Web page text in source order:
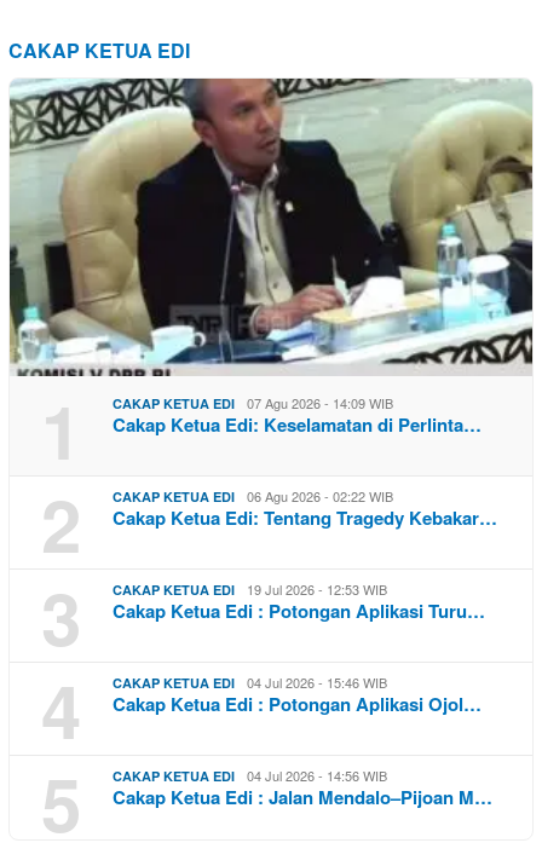
CAKAP KETUA EDI
1 CAKAP KETUA EDI 07 Agu 2026 - 14:09 WIB
Cakap Ketua Edi: Keselamatan di Perlinta…
2 CAKAP KETUA EDI 06 Agu 2026 - 02:22 WIB
Cakap Ketua Edi: Tentang Tragedy Kebakar…
3 CAKAP KETUA EDI 19 Jul 2026 - 12:53 WIB
Cakap Ketua Edi : Potongan Aplikasi Turu…
4 CAKAP KETUA EDI 04 Jul 2026 - 15:46 WIB
Cakap Ketua Edi : Potongan Aplikasi Ojol…
5 CAKAP KETUA EDI 04 Jul 2026 - 14:56 WIB
Cakap Ketua Edi : Jalan Mendalo–Pijoan M…